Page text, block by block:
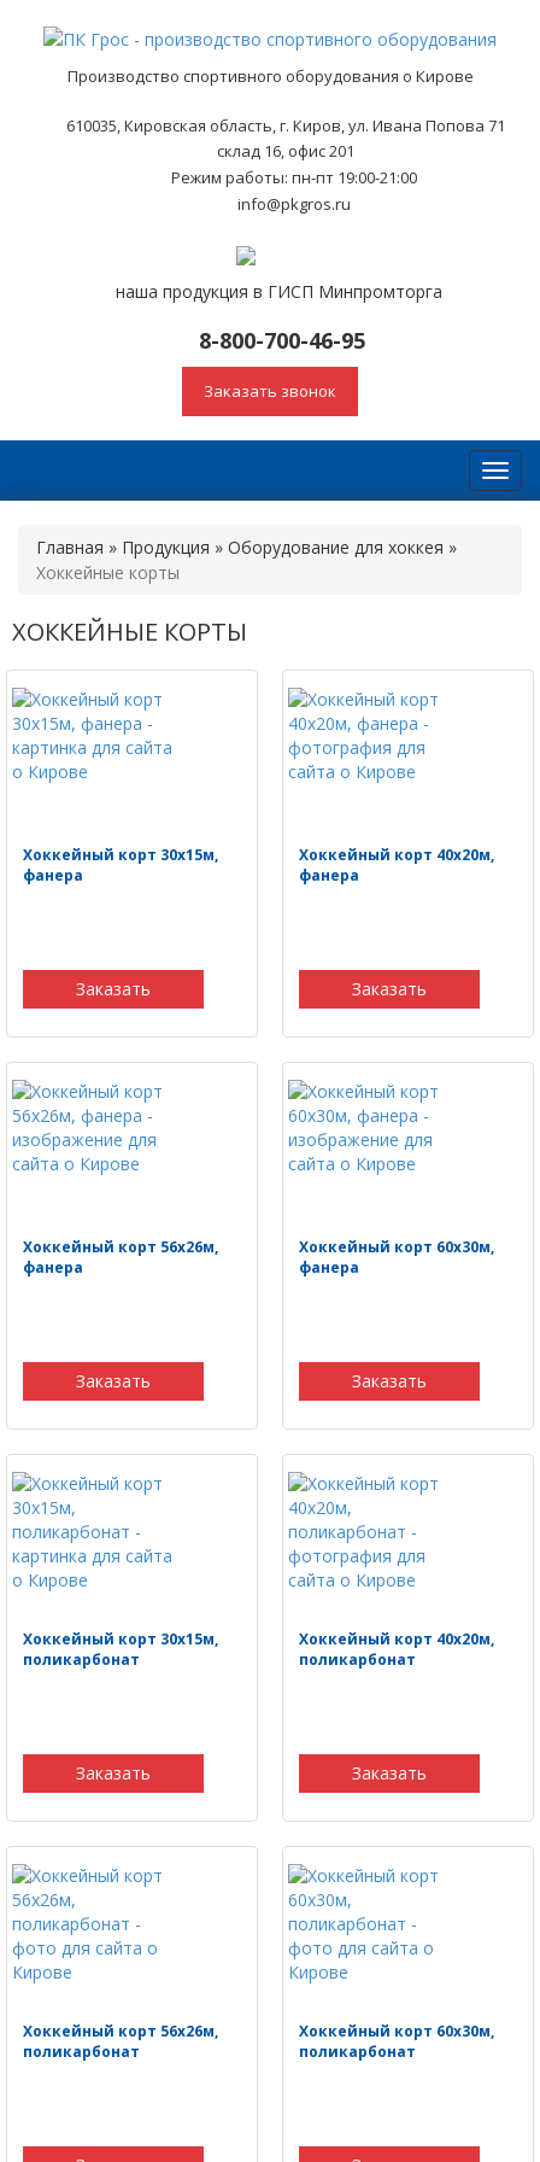
Производство спортивного оборудования о Кирове
610035, Кировская область, г. Киров, ул. Ивана Попова 71
склад 16, офис 201
Режим работы: пн-пт 19:00-21:00
info@pkgros.ru
наша продукция в ГИСП Минпромторга
8-800-700-46-95
Заказать звонок
Главная » Продукция » Оборудование для хоккея »
Хоккейные корты
ХОККЕЙНЫЕ КОРТЫ
Хоккейный корт 30х15м,
фанера
Заказать
Хоккейный корт 40х20м,
фанера
Заказать
Хоккейный корт 56х26м,
фанера
Заказать
Хоккейный корт 60х30м,
фанера
Заказать
Хоккейный корт 30х15м,
поликарбонат
Заказать
Хоккейный корт 40х20м,
поликарбонат
Заказать
Хоккейный корт 56х26м,
поликарбонат
Хоккейный корт 60х30м,
поликарбонат